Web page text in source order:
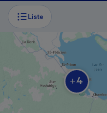
Liste
PISTE / SENTIER
Véloroute des
+4